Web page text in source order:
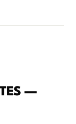
—